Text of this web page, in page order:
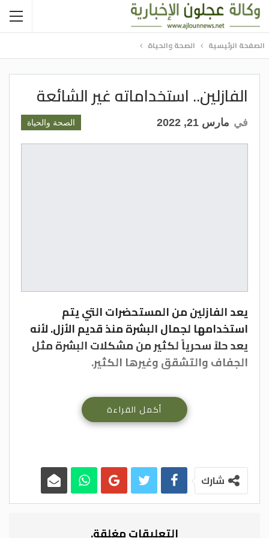
الصفحة الرئيسية الصحة والحياة
الفازلين.. استخداماته غير الشائعة
الصحة والحياة في مارس 21, 2022
يعد الفازلين من المستحضرات التي يتم
استخدامها لجمال البشرة منذ قديم الأزل. لأنه
يعد حلاً سحرياً لكثير من مشكلات البشرة مثل
الجفاف والتشقق وغيرها الكثير.
وإذا كنت تتوق لمعرفة المزيد من استخدامات
1. يثبّت رائحة عطرك المميز
أكمل القراءة
شارك
التعليقات مغلقة.